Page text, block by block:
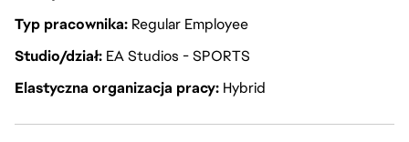
Typ pracownika Regular Employee
Studio/dział EA Studios - SPORTS
Elastyczna organizacja pracy Hybrid